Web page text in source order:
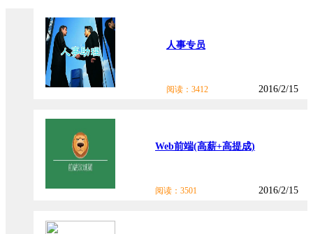
人事专员
阅读：3412 2016/2/15
Web前端(高薪+高提成)
阅读：3501 2016/2/15